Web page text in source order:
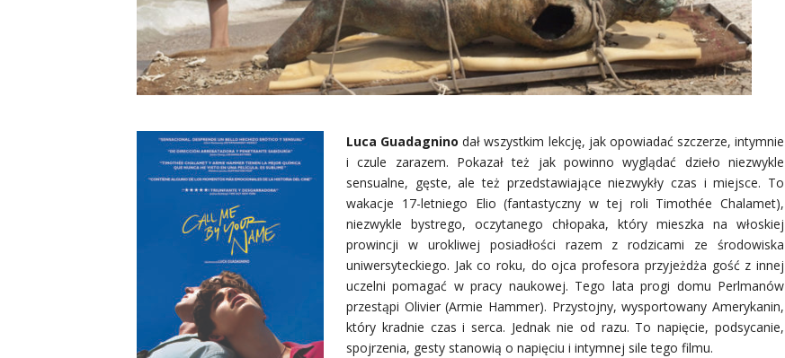
Luca Guadagnino dał wszystkim lekcję, jak opowiadać szczerze, intymnie
i czule zarazem. Pokazał też jak powinno wyglądać dzieło niezwykle
sensualne, gęste, ale też przedstawiające niezwykły czas i miejsce. To
wakacje 17-letniego Elio (fantastyczny w tej roli Timothée Chalamet),
niezwykle bystrego, oczytanego chłopaka, który mieszka na włoskiej
prowincji w urokliwej posiadłości razem z rodzicami ze środowiska
uniwersyteckiego. Jak co roku, do ojca profesora przyjeżdża gość z innej
uczelni pomagać w pracy naukowej. Tego lata progi domu Perlmanów
przestąpi Olivier (Armie Hammer). Przystojny, wysportowany Amerykanin,
który kradnie czas i serca. Jednak nie od razu. To napięcie, podsycanie,
spojrzenia, gesty stanowią o napięciu i intymnej sile tego filmu.